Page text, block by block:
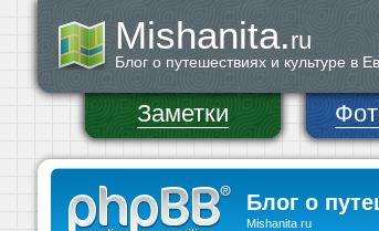
Mishanita.ru
Блог о путешествиях и культуре в
Заметки
Блог о
Mishanita.ru